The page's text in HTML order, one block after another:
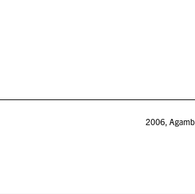
2006,